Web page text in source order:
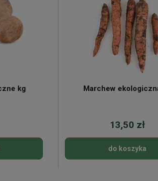
kg Marchew
13,50 zł
do koszyka